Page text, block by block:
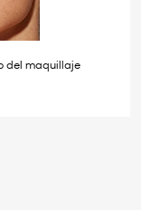
del maquillaje